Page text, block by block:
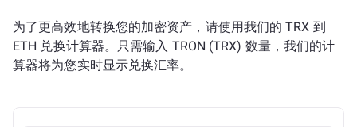
为了更高效地转换您的加密资产，请使用我们的 TRX 到
ETH 兑换计算器。只需输入 TRON (TRX) 数量，我们的计
算器将为您实时显示兑换汇率。